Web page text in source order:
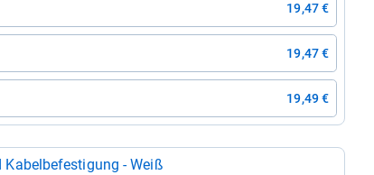
19,47 €
19,47 €
19,49 €
-​ Weiß